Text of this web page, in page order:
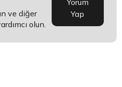
ve diğer
olun.
Yorum
Yap